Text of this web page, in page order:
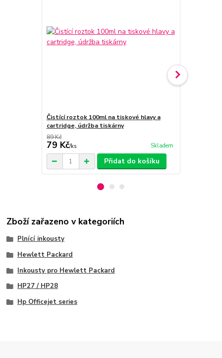
Čistící roztok 100ml na tiskové hlavy a
cartridge, údržba tiskárny
89 Kč
79 Kč/ks Skladem
Přidat do košíku
Zboží zařazeno v kategoriích
Plnící inkousty
Hewlett Packard
Inkousty pro Hewlett Packard
HP27 / HP28
Hp Officejet series